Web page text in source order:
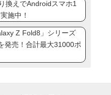
換えでAndroidスマホ1
施中！
Z Fold8」シリーズ
発売！合計最大31000ポ